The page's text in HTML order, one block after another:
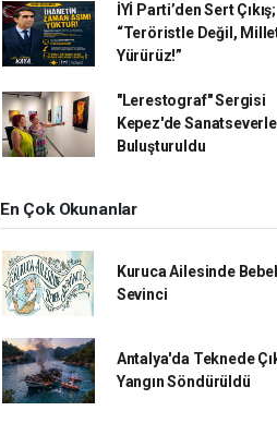
İYİ Parti’den Sert Çıkış;
“Teröristle Değil,
Yürürüz!”
"Lerestograf" Sergisi
Kepez'de
Buluşturuldu
En Çok Okunanlar
Kuruca Ailesinde
Sevinci
Antalya'da Teknede
Yangın Söndürüldü